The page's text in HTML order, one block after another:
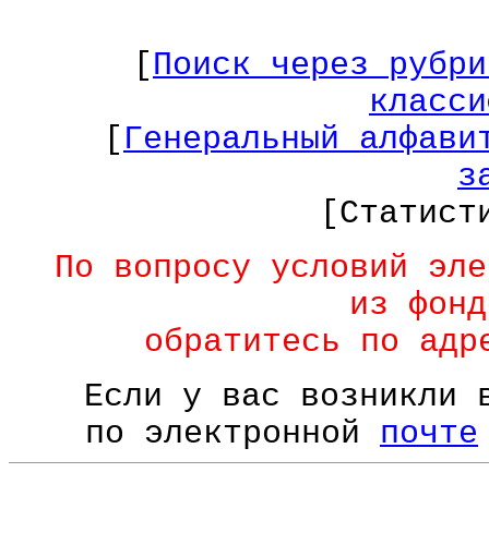
[Поиск через
[ Генеральный
По вопросу условий
из
обратитесь по
Если у вас возникли
по электронной почте